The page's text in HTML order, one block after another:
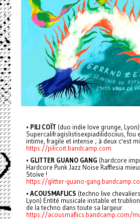
• PILI COÏT (duo indie love grunge, Lyon)
Supercalifragislistisexpiadilidociius, fou
intime, fragile et intense ; à deux c'est
https://pilicoit.bandcamp.com
• GLITTER GUANO GANG (hardcore
Hardcore Punk Jazz Noise Rafflesia
Stoïve !
https://glitter-guano-
• ACOUSMAFLICS (techno live
Lyon) Entité musicale instable et
de la techno dans toute sa largeur.
https://acousmaflics.bandcamp.com/